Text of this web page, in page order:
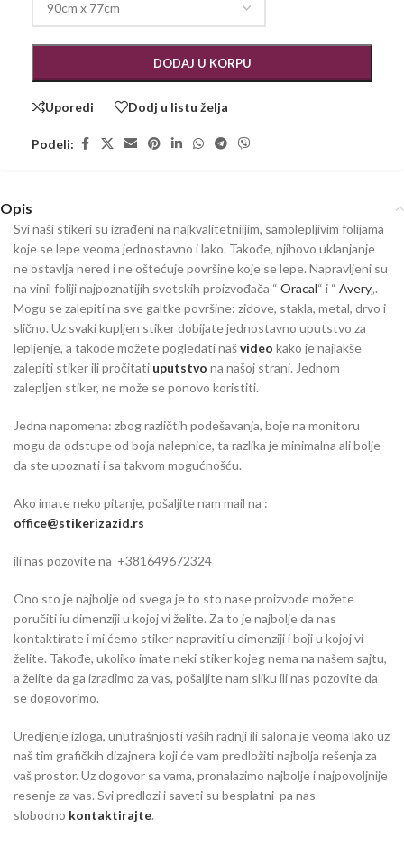
DODAJ U KORPU
Uporedi Dodj u listu želja
Podeli:
Opis
Svi naši stikeri su izrađeni na najkvalitetniijim, samolepljivim folijama
koje se lepe veoma jednostavno i lako. Takođe, njihovo uklanjanje
ne ostavlja nered i ne oštećuje površine koje se lepe. Napravljeni su
na vinil foliji najpoznatijih svetskih proizvođača “ Oracal“ i “ Avery„.
Mogu se zalepiti na sve galtke površine: zidove, stakla, metal, drvo i
slično. Uz svaki kupljen stiker dobijate jednostavno uputstvo za
lepljenje, a takođe možete pogledati našvideo kako je najlakše
zalepiti stiker ili pročitati uputstvo na našoj strani. Jednom
zalepljen stiker, ne može se ponovo koristiti.
Jedna napomena: zbog različtih podešavanja, boje na monitoru
mogu da odstupe od boja nalepnice, ta razlika je minimalna ali bolje
da ste upoznati i sa takvom mogućnošću.
Ako imate neko pitanje, pošaljite nam mail na :
office@stikerizazid.rs
ili nas pozovite na +381649672324
Ono sto je najbolje od svega je to sto nase proizvode možete
poručiti iu dimenziji u kojoj vi želite. Za to je najbolje da nas
kontaktirate i mi ćemo stiker napraviti u dimenziji i boji u kojoj vi
želite. Takođe, ukoliko imate neki stiker kojeg nema na našem sajtu,
a želite da ga izradimo za vas, pošaljite nam sliku ili nas pozovite da
se dogovorimo.
Uredjenje izloga, unutrašnjosti vaših radnji ili salona je veoma lako uz
naš tim grafičkih dizajnera koji će vam predložiti najbolja rešenja za
vaš prostor. Uz dogovor sa vama, pronalazimo najbolje i najpovoljnije
resenje za vas. Svi predlozi i saveti su besplatni pa nas
slobodno kontaktirajte.